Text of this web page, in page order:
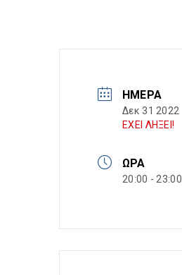
ΗΜΈΡΑ
Δεκ 31 2022
ΕΧΕΙ ΛΗΞΕΙ!
ΏΡΑ
20:00 - 23:00